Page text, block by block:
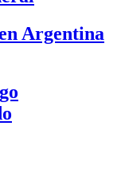
Argentina